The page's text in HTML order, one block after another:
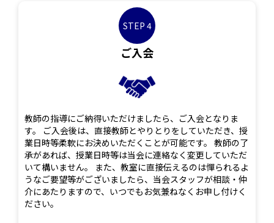
STEP 4
ご入会
教師の指導にご納得いただけましたら、ご入会となりま
す。 ご入会後は、直接教師とやりとりをしていただき、授
業日時等柔軟にお決めいただくことが可能です。 教師の了
承があれば、授業日時等は当会に連絡なく変更していただ
いて構いません。 また、教室に直接伝えるのは憚られるよ
うなご要望等がございましたら、当会スタッフが相談・仲
介にあたりますので、いつでもお気兼ねなくお申し付けく
ださい。